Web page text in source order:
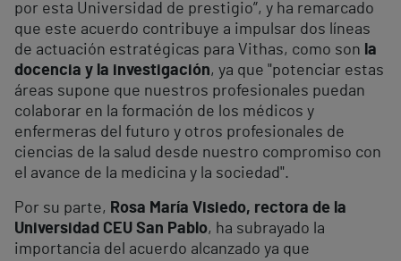
por esta Universidad de prestigio”, y ha remarcado
que este acuerdo contribuye a impulsar dos líneas
de actuación estratégicas para Vithas, como son la
docencia y la investigación, ya que "potenciar estas
áreas supone que nuestros profesionales puedan
colaborar en la formación de los médicos y
enfermeras del futuro y otros profesionales de
ciencias de la salud desde nuestro compromiso con
el avance de la medicina y la sociedad".
Por su parte, Rosa María Visiedo, rectora de la
Universidad CEU San Pablo, ha subrayado la
importancia del acuerdo alcanzado ya que